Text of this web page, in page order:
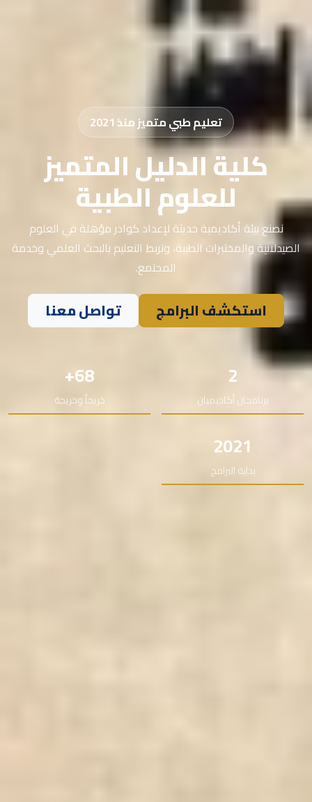
تعليم طبي متميز منذ 2021
كلية الدليل المتميز
للعلوم الطبية
نصنع بيئة أكاديمية حديثة لإعداد كوادر مؤهلة في العلوم
الصيدلانية والمختبرات الطبية، ونربط التعليم بالبحث العلمي وخدمة
المجتمع.
استكشف البرامج تواصل معنا
2
برنامجان أكاديميان
68+
خريجاً وخريجة
2021
بداية البرامج